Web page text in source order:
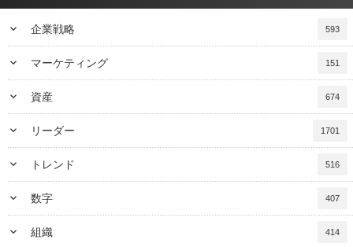
keyboard_arrow_down 企業戦略 593
keyboard_arrow_down マーケティング 151
keyboard_arrow_down 資産 674
keyboard_arrow_down リーダー 1701
keyboard_arrow_down トレンド 516
keyboard_arrow_down 数字 407
keyboard_arrow_down 組織 414